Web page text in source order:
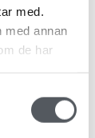
med.
med annan
de har